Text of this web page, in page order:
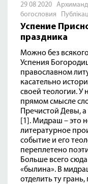
29 08 2020
богословия
Успение
праздника
Можно без
Успения
православном
касательно
своей теологии. У
прямом смысле
Пречистой Девы,
[1]. Мидраш – это
литературное
событие и его
переплетено
Больше всего
«былина». В
отделить ту